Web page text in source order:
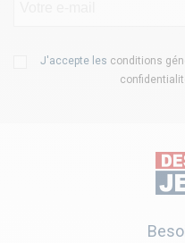
J'accepte les conditions